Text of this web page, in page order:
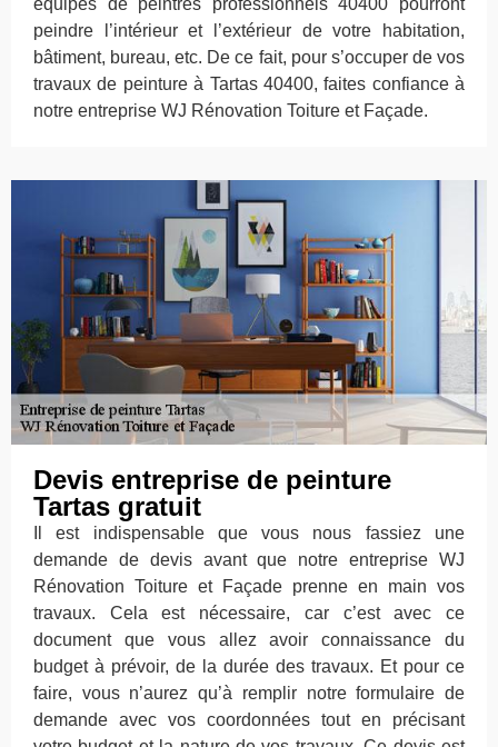
équipes de peintres professionnels 40400 pourront
peindre l’intérieur et l’extérieur de votre habitation,
bâtiment, bureau, etc. De ce fait, pour s’occuper de vos
travaux de peinture à Tartas 40400, faites confiance à
notre entreprise WJ Rénovation Toiture et Façade.
Devis entreprise de peinture
Tartas gratuit
Il est indispensable que vous nous fassiez une
demande de devis avant que notre entreprise WJ
Rénovation Toiture et Façade prenne en main vos
travaux. Cela est nécessaire, car c’est avec ce
document que vous allez avoir connaissance du
budget à prévoir, de la durée des travaux. Et pour ce
faire, vous n’aurez qu’à remplir notre formulaire de
demande avec vos coordonnées tout en précisant